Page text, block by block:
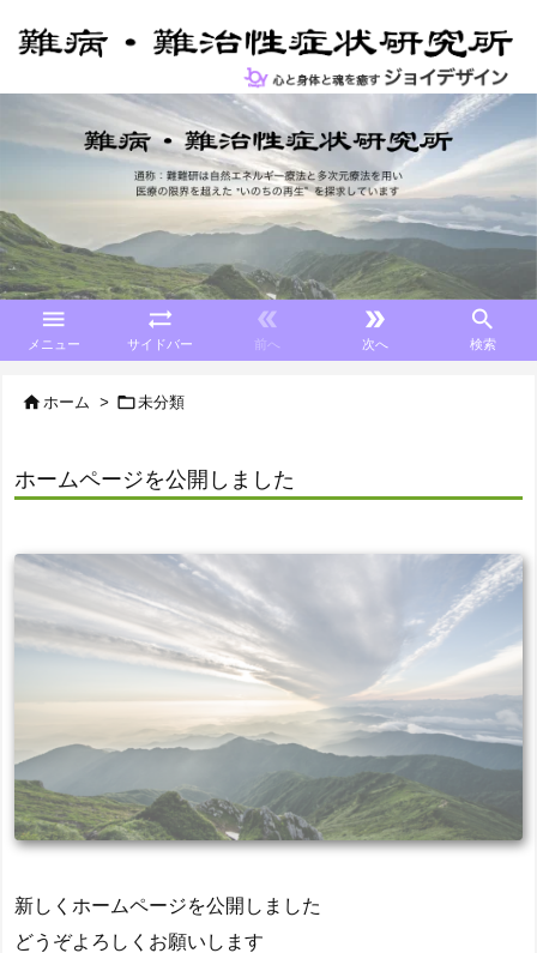

メニュー

サイドバー

前へ

次へ

検索
ホーム > 未分類
ホームページを公開しました
新しくホームページを公開しました
どうぞよろしくお願いします